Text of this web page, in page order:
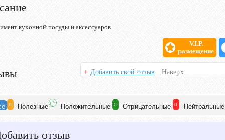
кухонной посуды и аксессуаров
V.I.P.
размещение
+ Добавить свой отзыв Наверх
0 Полезные Положительные 0 Отрицательные 0 Нейтральные
отзыв